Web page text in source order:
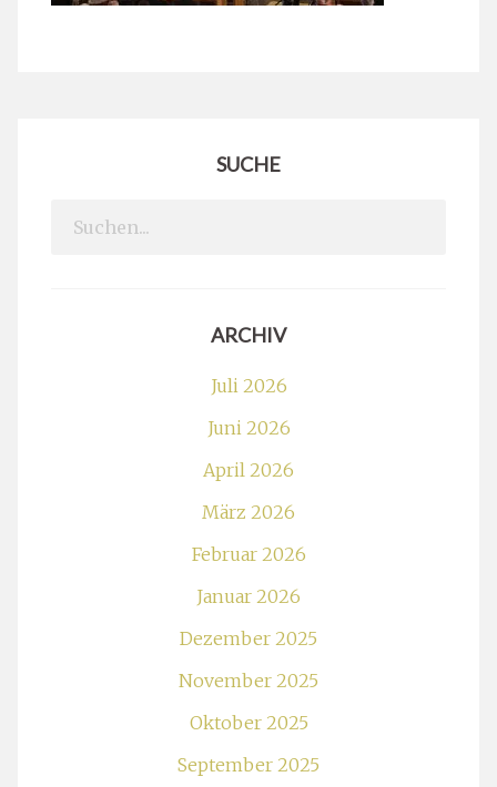
SUCHE
Search
ARCHIV
Juli 2026
Juni 2026
April 2026
März 2026
Februar 2026
Januar 2026
Dezember 2025
November 2025
Oktober 2025
September 2025